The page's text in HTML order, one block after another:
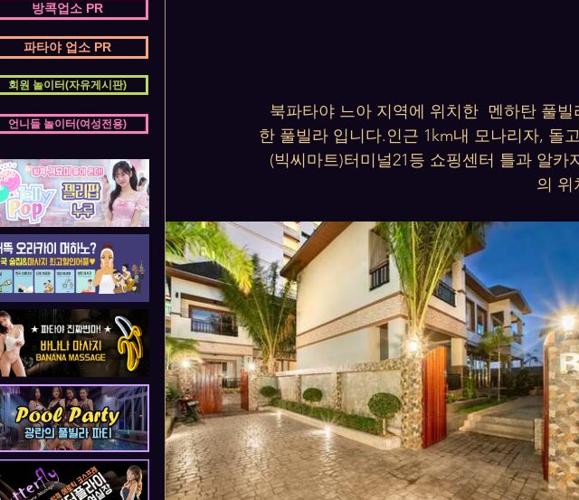
북파타야 느아 지역에 위치한  멘하탄 풀빌
한 풀빌라 입니다.인근 1km내 모나리자,
(빅씨마트)터미널21등 쇼핑센터 틀과 알카
의
방콕업소 PR
파타야 업소 PR
회원 놀이터(자유게시판)
언니들 놀이터(여성전용)